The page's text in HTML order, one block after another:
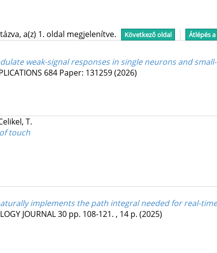
a(z) 1. oldal megjelenítve. Következő oldal Átlépés
weak-signal responses in single neurons and
684 Paper: 131259(2026)
T.
touch
implements the path integral needed for real-
JOURNAL30 pp. 108-121. , 14 p. (2025)